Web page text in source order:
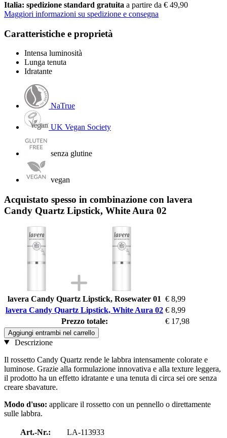
Italia: spedizione standard gratuita a partire da € 49,90
Maggiori informazioni su spedizione e consegna
Caratteristiche e proprietà
Intensa luminosità
Lunga tenuta
Idratante
NaTrue
UK Vegan Society
senza glutine
vegan
Acquistato spesso in combinazione con lavera
Candy Quartz Lipstick, White Aura 02
lavera Candy Quartz Lipstick, Rosewater 01 € 8,99
lavera Candy Quartz Lipstick, White Aura 02 € 8,99
Prezzo totale:
€ 17,98
Aggiungi entrambi nel carrello
Descrizione
Il rossetto Candy Quartz rende le labbra intensamente colorate e
luminose. Grazie alla formulazione innovativa e alla texture leggera,
il prodotto ha un effetto idratante e una tenuta di circa sei ore senza
creare sbavature.
Modo d'uso: applicare il rossetto con un pennello o direttamente
sulle labbra.
Art.-Nr.:
LA-113933